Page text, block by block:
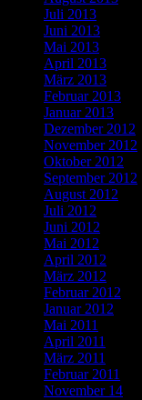
Juli 2013
Juni 2013
Mai 2013
April 2013
März 2013
Februar 2013
Januar 2013
Dezember 2012
November 2012
Oktober 2012
September 2012
August 2012
Juli 2012
Juni 2012
Mai 2012
April 2012
März 2012
Februar 2012
Januar 2012
Mai 2011
April 2011
März 2011
Februar 2011
November 14